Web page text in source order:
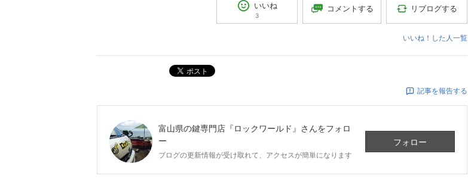
いいね
3
コメントする リブログする
いいね！した人一覧
ポスト
記事を報告する
富山県の鍵専門店『ロックワールド』 さんをフォロ
ー
ブログの更新情報が受け取れて、アクセスが簡単になります
フォロー